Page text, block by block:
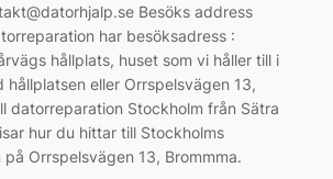
Besöks address
har besöksadress :
hållplats, huset som vi håller till i
hållplatsen eller Orrspelsvägen 13,
datorreparation Stockholm från Sätra
hur du hittar till Stockholms
Orrspelsvägen 13, Brommma.